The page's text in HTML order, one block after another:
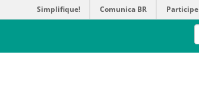
Simplifique! Comunica BR Participe